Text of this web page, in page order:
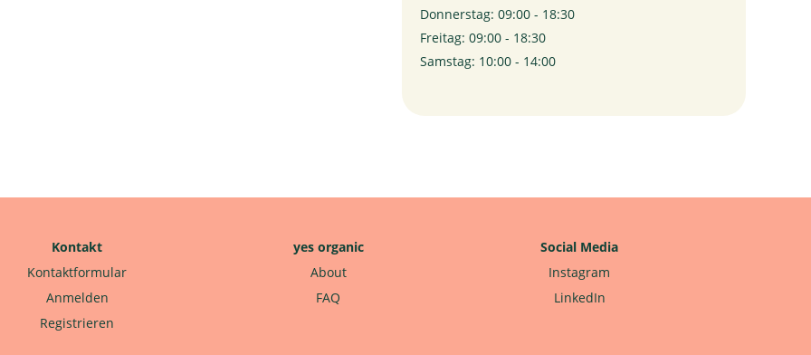
Donnerstag: 09:00 - 18:30
Freitag: 09:00 - 18:30
Samstag: 10:00 - 14:00
Kontakt
Kontaktformular
Anmelden
Registrieren
yes organic
About
FAQ
Social Media
Instagram
LinkedIn